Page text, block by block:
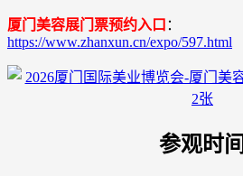
厦门美容展门票预约入口 ：
https://www.zhanxun.cn/expo/597.html
参观时间